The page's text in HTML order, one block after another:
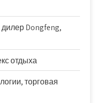
Dongfeng,
отдыха
торговая